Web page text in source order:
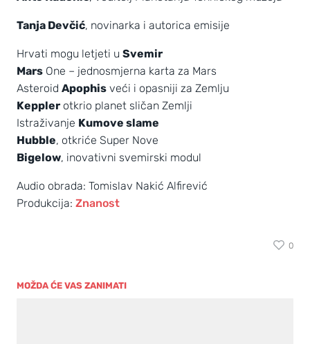
Tanja Devčić, novinarka i autorica emisije
Hrvati mogu letjeti u Svemir
Mars One – jednosmjerna karta za Mars
Asteroid Apophis veći i opasniji za Zemlju
Keppler otkrio planet sličan Zemlji
Istraživanje Kumove slame
Hubble, otkriće Super Nove
Bigelow, inovativni svemirski modul
Audio obrada: Tomislav Nakić Alfirević
Produkcija: Znanost
0
MOŽDA ĆE VAS ZANIMATI